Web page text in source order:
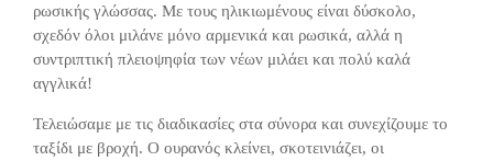
ρωσικής γλώσσας. Με τους ηλικιωμένους είναι δύσκολο,
σχεδόν όλοι μιλάνε μόνο αρμενικά και ρωσικά, αλλά η
συντριπτική πλειοψηφία των νέων μιλάει και πολύ καλά
αγγλικά!
Τελειώσαμε με τις διαδικασίες στα σύνορα και συνεχίζουμε το
ταξίδι με βροχή. Ο ουρανός κλείνει, σκοτεινιάζει, οι